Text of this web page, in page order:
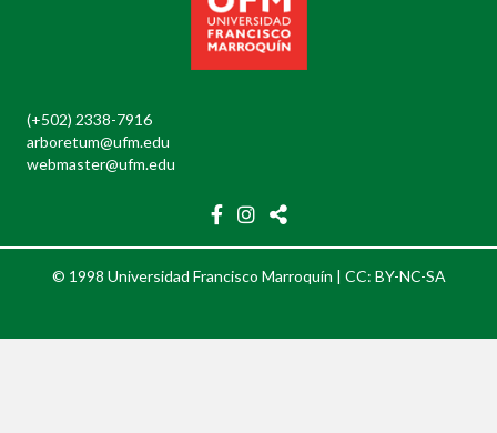
(+502) 2338-7916
arboretum@ufm.edu
webmaster@ufm.edu
© 1998 Universidad Francisco Marroquín | CC: BY-NC-SA